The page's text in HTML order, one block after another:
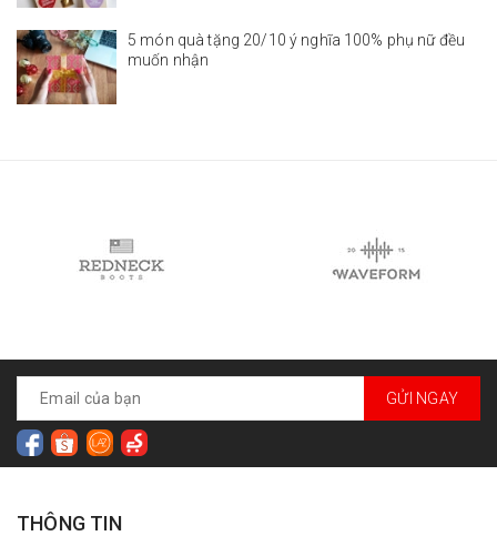
5 món quà tặng 20/10 ý nghĩa 100% phụ nữ đều
muốn nhận
GỬI NGAY
THÔNG TIN